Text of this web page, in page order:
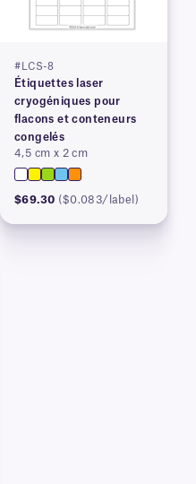
#LCS-8
Étiquettes laser
cryogéniques pour
flacons et conteneurs
congelés
4,5 cm x 2 cm
$69.30 ($0.083/label)